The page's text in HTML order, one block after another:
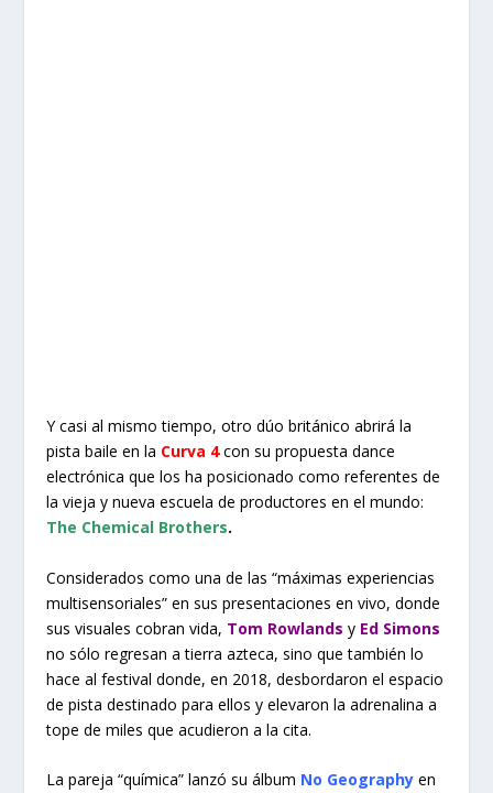
Y casi al mismo tiempo, otro dúo británico abrirá la
pista baile en la Curva 4con su propuesta dance
electrónica que los ha posicionado como referentes de
la vieja y nueva escuela de productores en el mundo:
The Chemical Brothers.
Considerados como una de las “máximas experiencias
multisensoriales” en sus presentaciones en vivo, donde
sus visuales cobran vida, Tom Rowlands y Ed Simons
no sólo regresan a tierra azteca, sino que también lo
hace al festival donde, en 2018, desbordaron el espacio
de pista destinado para ellos y elevaron la adrenalina a
tope de miles que acudieron a la cita.
La pareja “química” lanzó su álbum No Geography en